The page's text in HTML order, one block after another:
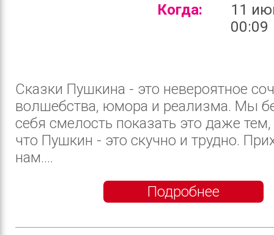
Когда:
11
00:09
Сказки Пушкина - это невероятное
волшебства, юмора и реализма. Мы
себя смелость показать это даже тем,
что Пушкин - это скучно и трудно.
нам....
Подробнее